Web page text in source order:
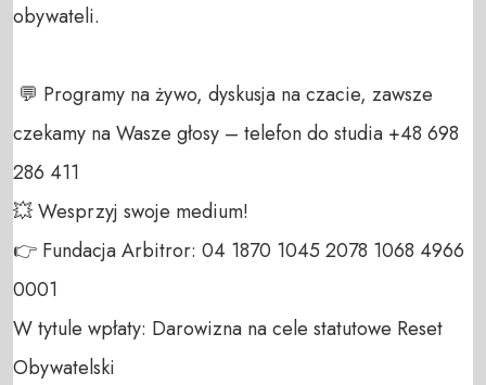
obywateli.
czekamy na Wasze głosy – telefon do studia +48 698
286 411
💥 Wesprzyj swoje medium!
👉 Fundacja Arbitror: 04 1870 1045 2078 1068 4966
0001
W tytule wpłaty: Darowizna na cele statutowe Reset
Obywatelski